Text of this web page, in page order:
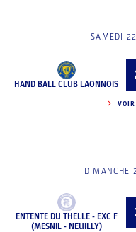
SAMEDI
HAND BALL CLUB LAONNOIS
DIMANCHE
ENTENTE DU THELLE - EXC F
(MESNIL - NEUILLY)